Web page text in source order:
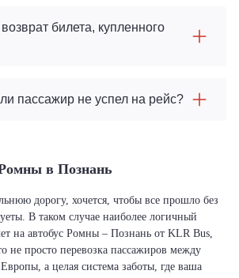
билета, купленного
пассажир не успел на рейс?
в Познань
дорогу, хочется, чтобы все прошло без
В таком случае наиболее логичный
на автобус Ромны – Познань от KLR Bus,
не просто перевозка пассажиров между
а целая система заботы, где ваша